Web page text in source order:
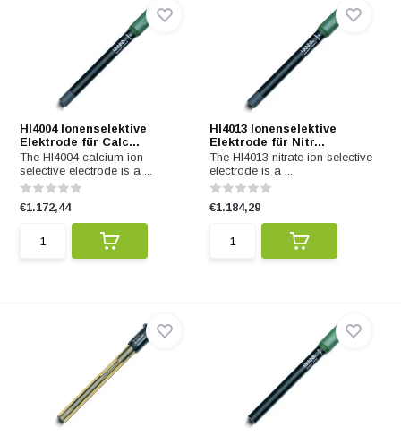
HI4004 Ionenselektive
Elektrode für Calc...
The HI4004 calcium ion
selective electrode is a ...
€1.172,44
HI4013 Ionenselektive
Elektrode für Nitr...
The HI4013 nitrate ion selective
electrode is a ...
€1.184,29